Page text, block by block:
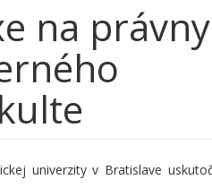
na
univerzity v Bratislave